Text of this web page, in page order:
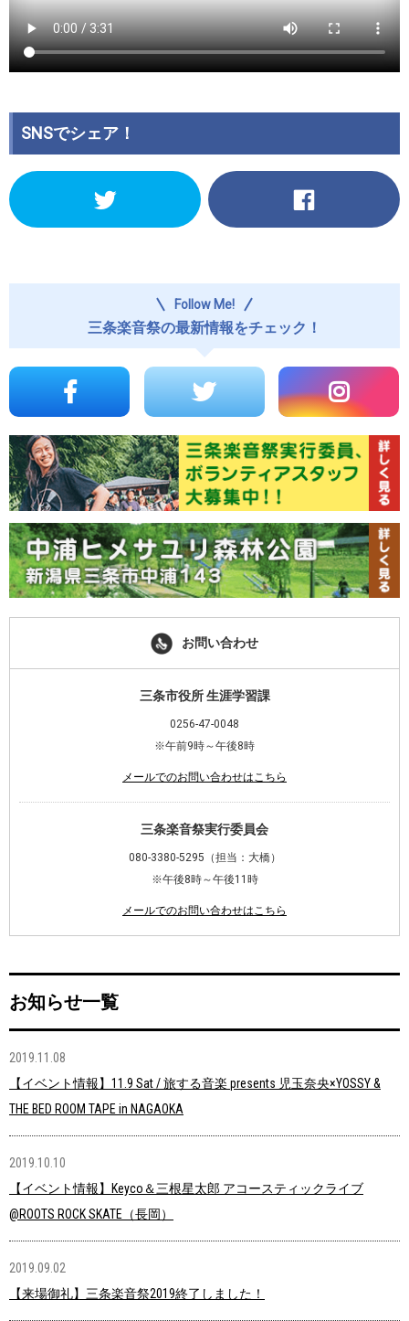
SNSでシェア！
ク
Twitter
い
ィ
で
き
ま
す)
Facebook
に
は
ク
リ
ッ
ク
し
く
だ
さ
(新
い
ウ
ィ
ン
ド
ウ
で
開
き
ま
す)
Follow Me!
三条楽音祭の最新情報をチェック！
お問い合わせ
三条市役所 生涯学習課
0256-47-0048
※午前9時～午後8時
メールでのお問い合わせはこちら
三条楽音祭実行委員会
080-3380-5295（担当：大橋）
※午後8時～午後11時
メールでのお問い合わせはこちら
お知らせ一覧
2019.11.08
【イベント情報】11.9 Sat / 旅する音楽 presents 児玉奈央×YOSSY &
THE BED ROOM TAPE in NAGAOKA
2019.10.10
【イベント情報】Keyco＆三根星太郎 アコースティックライブ
@ROOTS ROCK SKATE（長岡）
2019.09.02
【来場御礼】三条楽音祭2019終了しました！